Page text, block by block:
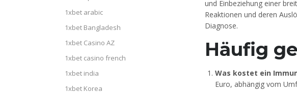
und Einbeziehung einer
Reaktionen und deren
Diagnose.
Häufig
Was kostet ein
Euro, abhängig vom
1xbet arabic
1xbet Bangladesh
1xbet Casino AZ
1xbet casino french
1xbet india
1xbet Korea